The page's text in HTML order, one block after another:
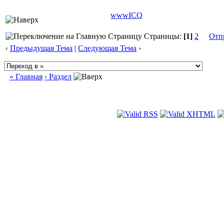
wwwICQ
Страницы: [1] 2
‹ Предыдущая Тема | Следующая Тема ›
« Главная ‹ Раздел